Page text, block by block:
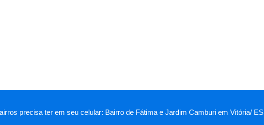
precisa ter em seu celular: Bairro de Fátima e Jardim Camburi em Vitória/ ES